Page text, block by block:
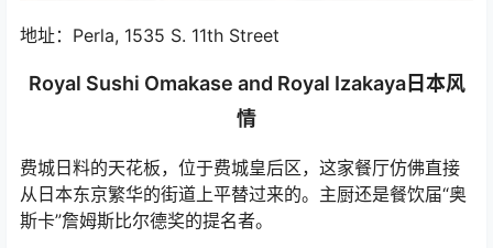
地址：Perla, 1535 S. 11th Street
Royal Sushi Omakase and Royal Izakaya日本风
情
费城日料的天花板，位于费城皇后区，这家餐厅仿佛直接
从日本东京繁华的街道上平替过来的。主厨还是餐饮届“奥
斯卡”詹姆斯比尔德奖的提名者。